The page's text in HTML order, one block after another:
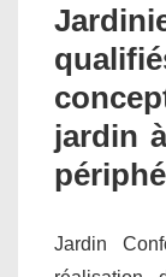
jardin
Jardin